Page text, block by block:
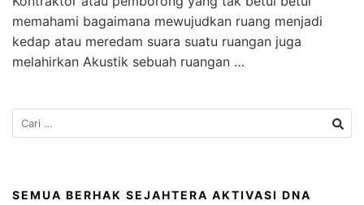
memahami bagaimana mewujudkan ruang menjadi
kedap atau meredam suara suatu ruangan juga
melahirkan Akustik sebuah ruangan …
SEMUA BERHAK SEJAHTERA AKTIVASI DNA